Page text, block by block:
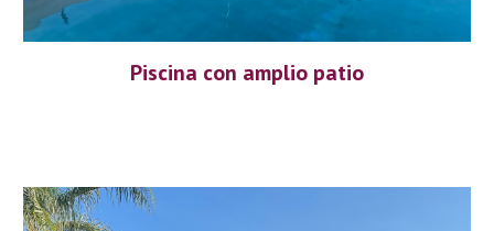
Piscina con amplio patio